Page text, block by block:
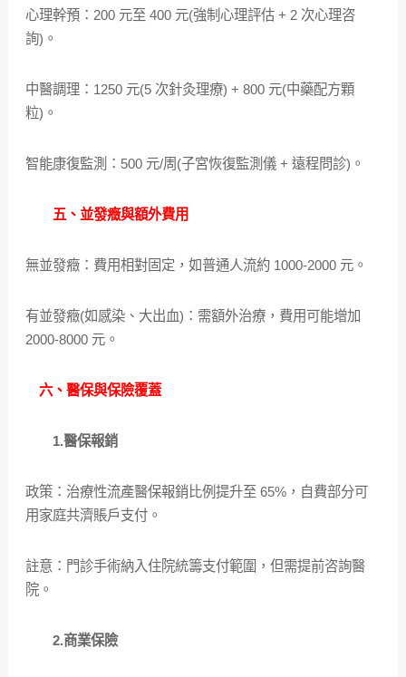
心理幹預：200 元至 400 元(強制心理評估 + 2 次心理咨
詢)。
中醫調理：1250 元(5 次針灸理療) + 800 元(中藥配方顆
粒)。
智能康復監測：500 元/周(子宮恢復監測儀 + 遠程問診)。
五、並發癥與額外費用
無並發癥：費用相對固定，如普通人流約 1000-2000 元。
有並發癥(如感染、大出血)：需額外治療，費用可能增加
2000-8000 元。
六、醫保與保險覆蓋
1.醫保報銷
政策：治療性流產醫保報銷比例提升至 65%，自費部分可
用家庭共濟賬戶支付。
註意：門診手術納入住院統籌支付範圍，但需提前咨詢醫
院。
2.商業保險